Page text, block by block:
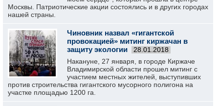
Москвы. Патриотические акции состоялись и в других городах
нашей страны.
Чиновник назвал «гигантской
провокацией» митинг киржачан в
защиту экологии
28.01.2018
Накануне, 27 января, в городе Киржаче
Владимирской области прошел митинг с
участием местных жителей, выступивших
против строительства гигантского мусорного полигона на
участке площадью 1200 га.